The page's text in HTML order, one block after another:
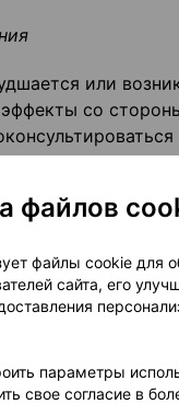
или
со
других
ципрофлоксацина
случаи
с сахарным
возраста. У
файлов
файлы cookie для
сайта, его
параметры
свое согласие в